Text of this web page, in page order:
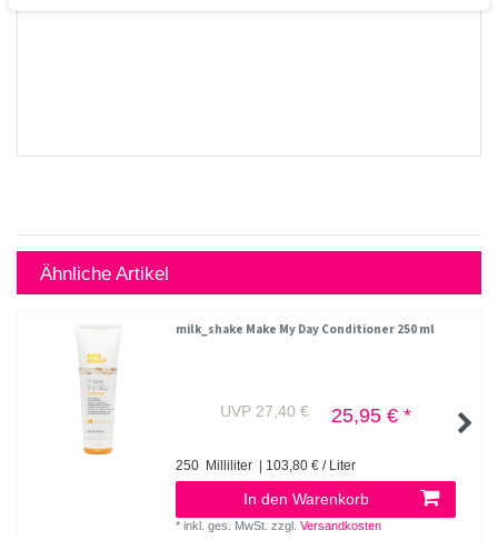
Ähnliche Artikel
milk_shake Make My Day Conditioner 250 ml
UVP 27,40 € 25,95 € *
250 Milliliter | 103,80 € / Liter
In den Warenkorb
*inkl. ges. MwSt. zzgl.Versandkosten